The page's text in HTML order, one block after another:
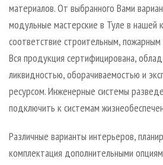
материалов. От выбранного Вами
модульные мастерские в Туле в нашей
соответствие строительным,
Вся продукция сертифицирована,
ликвидностью, оборачиваемостью и
ресурсом. Инженерные системы
подключить к системам
Различные варианты интерьеров,
комплектация дополнительными